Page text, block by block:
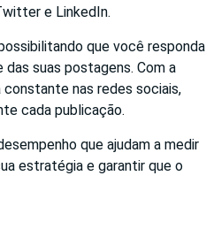
e LinkedIn.
que você responda
suas postagens. Com a
nas redes sociais,
cada publicação.
que ajudam a medir
estratégia e garantir que o